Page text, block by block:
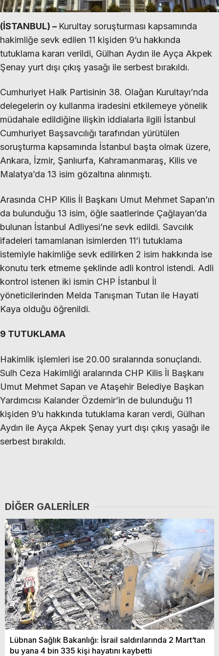
(İSTANBUL) – Kurultay soruşturması kapsamında
hakimliğe sevk edilen 11 kişiden 9’u hakkında
tutuklama kararı verildi, Gülhan Aydın ile Ayça Akpek
Şenay yurt dışı çıkış yasağı ile serbest bırakıldı.
Cumhuriyet Halk Partisinin 38. Olağan Kurultayı’nda
delegelerin oy kullanma iradesini etkilemeye yönelik
müdahale edildiğine ilişkin iddialarla ilgili İstanbul
Cumhuriyet Başsavcılığı tarafından yürütülen
soruşturma kapsamında İstanbul başta olmak üzere,
Ankara, İzmir, Şanlıurfa, Kahramanmaraş, Kilis ve
Malatya’da 13 isim gözaltına alınmıştı.
Arasında CHP Kilis İl Başkanı Umut Mehmet Sapan’ın
da bulunduğu 13 isim, öğle saatlerinde Çağlayan’da
bulunan İstanbul Adliyesi’ne sevk edildi. Savcılık
ifadeleri tamamlanan isimlerden 11’i tutuklama
istemiyle hakimliğe sevk edilirken 2 isim hakkında ise
konutu terk etmeme şeklinde adli kontrol istendi. Adli
kontrol istenen iki ismin CHP İstanbul İl
yöneticilerinden Melda Tanışman Tutan ile Hayati
Kaya olduğu öğrenildi.
9 TUTUKLAMA
Hakimlik işlemleri ise 20.00 sıralarında sonuçlandı.
Sulh Ceza Hakimliği aralarında CHP Kilis İl Başkanı
Umut Mehmet Sapan ve Ataşehir Belediye Başkan
Yardımcısı Kalander Özdemir’in de bulunduğu 11
kişiden 9’u hakkında tutuklama kararı verdi, Gülhan
Aydın ile Ayça Akpek Şenay yurt dışı çıkış yasağı ile
serbest bırakıldı.
DIĞER GALERILER
Lübnan Sağlık Bakanlığı: İsrail saldırılarında 2 Mart’tan
bu yana 4 bin 335 kişi hayatını kaybetti